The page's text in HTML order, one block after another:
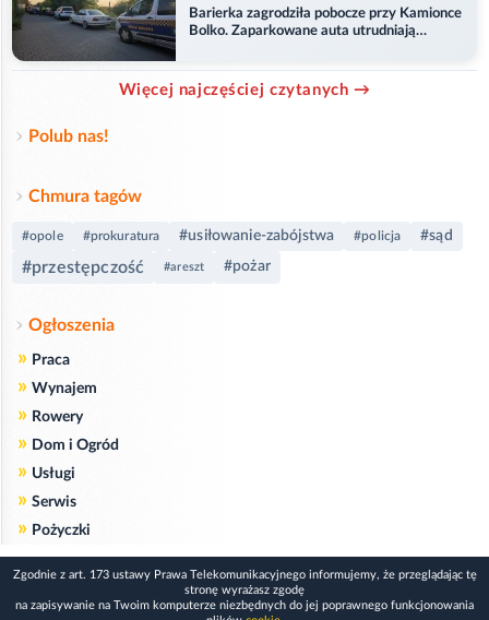
Barierka zagrodziła pobocze przy Kamionce
Bolko. Zaparkowane auta utrudniają
Więcej najczęściej czytanych →
Polub nas!
Chmura tagów
#opole #prokuratura #usiłowanie-zabójstwa #policja #sąd
#przestępczość #areszt #pożar
Ogłoszenia
» Praca
» Wynajem
» Rowery
» Dom i Ogród
» Usługi
» Serwis
» Pożyczki
Zgodnie z art. 173 ustawy Prawa Telekomunikacyjnego informujemy, że przeglądając tę
stronę wyrażasz zgodę
na zapisywanie na Twoim komputerze niezbędnych do jej poprawnego funkcjonowania